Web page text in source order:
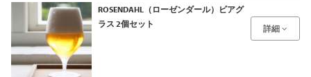
ROSENDAHL（ローゼンダール）ビアグ
ラス 2個セット
詳細